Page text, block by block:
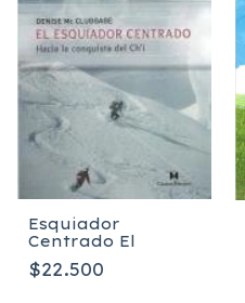
Esquiador
Centrado El
$22.500